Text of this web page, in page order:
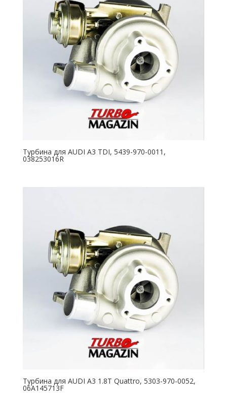
Турбина для AUDI A3 TDI, 5439-970-0011,
038253016R
Турбина для AUDI A3 1.8T Quattro, 5303-970-0052,
06A145713F